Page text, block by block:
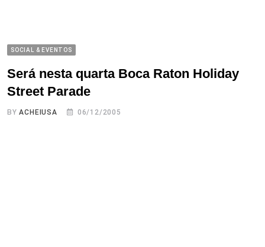
SOCIAL & EVENTOS
Será nesta quarta Boca Raton Holiday
Street Parade
BYACHEIUSA 06/12/2005